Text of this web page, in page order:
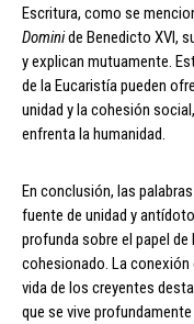
Escritura, como se
Dominide Benedicto XVI,
y explican mutuamente.
de la Eucaristía pueden
unidad y la cohesión
enfrenta la humanidad.
En conclusión, las
fuente de unidad y
profunda sobre el papel
cohesionado. La conexión
vida de los creyentes
que se vive